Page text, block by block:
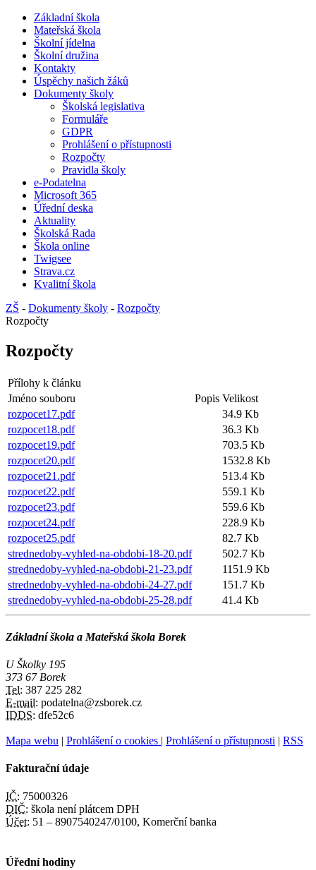
Základní škola
Mateřská škola
Školní jídelna
Školní družina
Kontakty
Úspěchy našich žáků
Dokumenty školy
Školská legislativa
Formuláře
GDPR
Prohlášení o přístupnosti
Rozpočty
Pravidla školy
e-Podatelna
Microsoft 365
Úřední deska
Aktuality
Školská Rada
Škola online
Twigsee
Strava.cz
Kvalitní škola
ZŠ - Dokumenty školy - Rozpočty
Rozpočty
Rozpočty
Přílohy k článku
Jméno souboru
Popis Velikost
rozpocet17.pdf
34.9 Kb
rozpocet18.pdf
36.3 Kb
rozpocet19.pdf
703.5 Kb
rozpocet20.pdf
1532.8 Kb
rozpocet21.pdf
513.4 Kb
rozpocet22.pdf
559.1 Kb
rozpocet23.pdf
559.6 Kb
rozpocet24.pdf
228.9 Kb
rozpocet25.pdf
82.7 Kb
strednedoby-vyhled-na-obdobi-18-20.pdf
502.7 Kb
strednedoby-vyhled-na-obdobi-21-23.pdf
1151.9 Kb
strednedoby-vyhled-na-obdobi-24-27.pdf
151.7 Kb
strednedoby-vyhled-na-obdobi-25-28.pdf
41.4 Kb
Základní škola a Mateřská škola Borek
U Školky 195
373 67 Borek
Tel: 387 225 282
E-mail: podatelna@zsborek.cz
IDDS: dfe52c6
Mapa webu | Prohlášení o cookies | Prohlášení o přístupnosti | RSS
Fakturační údaje
IČ: 75000326
DIČ: škola není plátcem DPH
Účet: 51 – 8907540247/0100, Komerční banka
Úřední hodiny